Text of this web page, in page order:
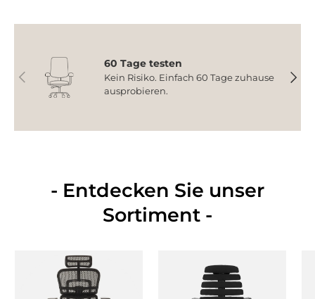
Vorherige
60 Tage testen
Kein Risiko. Einfach 60 Tage zuhause
ausprobieren.
- Entdecken Sie unser
Sortiment -